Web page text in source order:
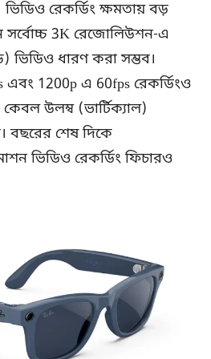
রেকর্ডিং ক্ষমতায় বড়
সর্বোচ্চ 3K রেজোলিউশন-এ
ভিডিও ধারণ করা সম্ভব।
1200p এ 60fps রেকর্ডিংও
উলম্ব (ভার্টিক্যাল)
বছরের শেষ দিকে
ভিডিও রেকর্ডিং ফিচারও